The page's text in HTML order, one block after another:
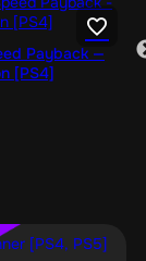
Payback —
[PS4]